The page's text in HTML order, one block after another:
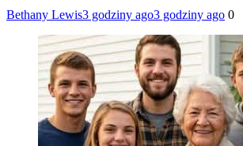
Bethany Lewis3 godziny ago3 godziny ago 0